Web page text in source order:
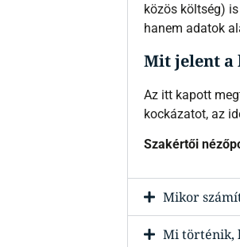
közös költség)
hanem adatok
Mit jelent a
Az itt kapott
kockázatot, az
Szakértői
Mikor
Mi történik,